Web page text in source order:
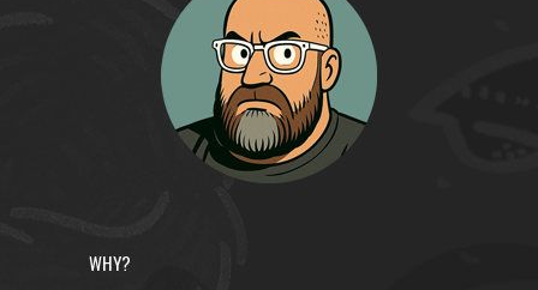
WHY?